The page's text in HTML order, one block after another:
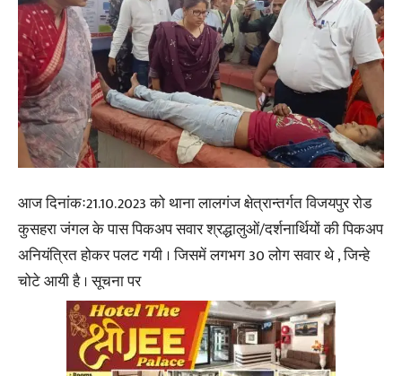
आज दिनांकः21.10.2023 को थाना लालगंज क्षेत्रान्तर्गत विजयपुर रोड
कुसहरा जंगल के पास पिकअप सवार श्रद्धालुओं/दर्शनार्थियों की पिकअप
अनियंत्रित होकर पलट गयी । जिसमें लगभग 30 लोग सवार थे , जिन्हे
चोटे आयी है । सूचना पर